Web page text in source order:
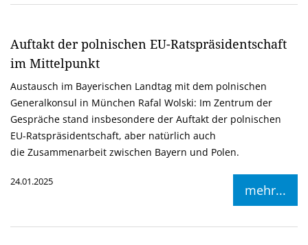
Auftakt der polnischen EU-Ratspräsidentschaft
im Mittelpunkt
Austausch im Bayerischen Landtag mit dem polnischen
Generalkonsul in München Rafal Wolski: Im Zentrum der
Gespräche stand insbesondere der Auftakt der polnischen
EU-Ratspräsidentschaft, aber natürlich auch
die Zusammenarbeit zwischen Bayern und Polen.
24.01.2025
mehr...